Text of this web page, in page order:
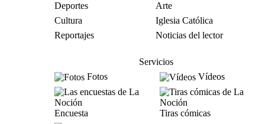
Deportes
Arte
Cultura
Iglesia Católica
Reportajes
Noticias del lector
Servicios
Fotos
Vídeos
Encuesta Tiras cómicas